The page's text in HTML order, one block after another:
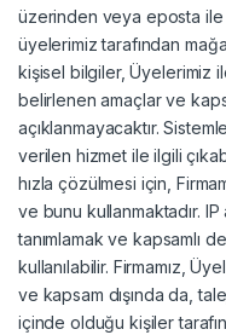
üzerinden veya eposta
üyelerimiz tarafından
kişisel bilgiler, Üyelerimiz
belirlenen amaçlar ve
açıklanmayacaktır.
verilen hizmet ile ilgili
hızla çözülmesi için,
ve bunu kullanmaktadır.
tanımlamak ve kapsamlı
kullanılabilir. Firmamız,
ve kapsam dışında da,
içinde olduğu kişiler